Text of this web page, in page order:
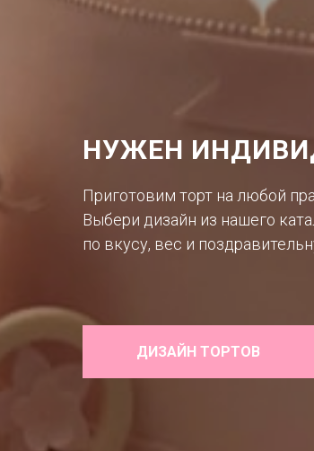
НУЖЕН
Приготовим торт на любой
Выбери дизайн из нашего
по вкусу, вес и
ДИЗАЙН ТОРТОВ